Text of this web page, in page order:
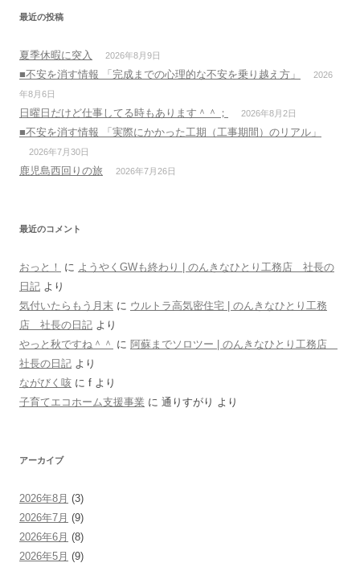
最近の投稿
夏季休暇に突入 2026年8月9日
■不安を消す情報 「完成までの心理的な不安を乗り越え方」
2026
年8月6日
日曜日だけど仕事してる時もあります＾＾； 2026年8月2日
■不安を消す情報 「実際にかかった工期（工事期間）のリアル」
2026年7月30日
鹿児島西回りの旅 2026年7月26日
最近のコメント
おっと！ に ようやくGWも終わり | のんきなひとり工務店 社長の
日記 より
気付いたらもう月末 に ウルトラ高気密住宅 | のんきなひとり工務
店 社長の日記 より
やっと秋ですね＾＾ に 阿蘇までソロツー | のんきなひとり工務店
社長の日記 より
ながびく咳 に f より
子育てエコホーム支援事業 に 通りすがり より
アーカイブ
2026年8月 (3)
2026年7月 (9)
2026年6月 (8)
2026年5月 (9)